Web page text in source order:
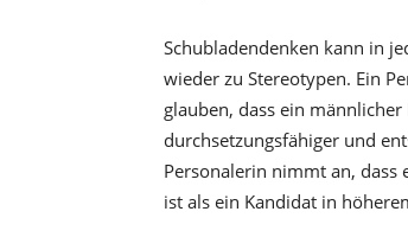
Schubladendenken kann in
wieder zu Stereotypen. Ein
glauben, dass ein
durchsetzungsfähiger und
Personalerin nimmt an,
ist als ein Kandidat in